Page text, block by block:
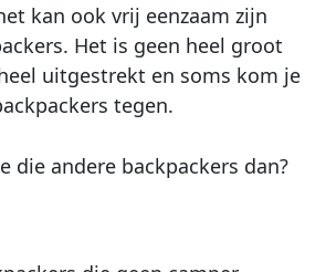
kan ook vrij eenzaam zijn
Het is geen heel groot
uitgestrekt en soms kom je
tegen.
die andere backpackers dan?